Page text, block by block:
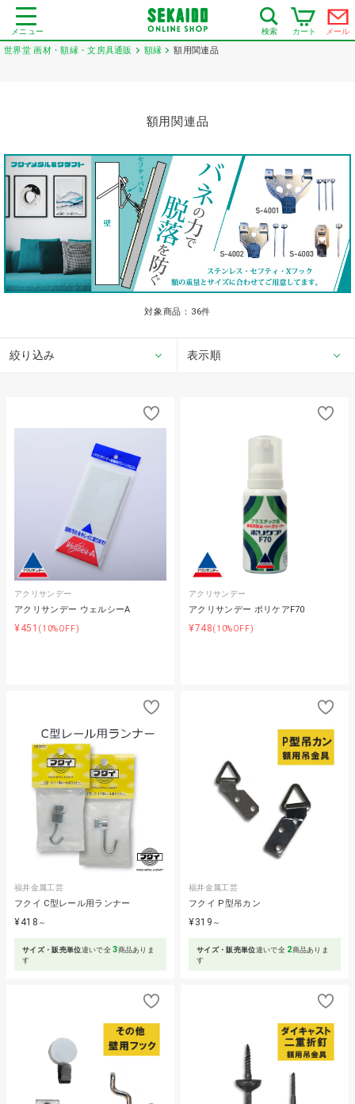
メニュー 検索 カート メール
世界堂 画材・額縁・文房具通販 額縁 額用関連品
額用関連品
対象商品： 36件
絞り込み 表示順
アクリサンデー
アクリサンデー ウェルシーA
¥451 (10%OFF)
アクリサンデー
アクリサンデー ポリケアF70
¥748(10%OFF)
福井金属工芸
フクイ C型レール用ランナー
¥418 ～
サイズ・販売単位違いで全3商品ありま
す
福井金属工芸
フクイ P型吊カン
¥319 ～
サイズ・販売単位違いで全 2商品ありま
す